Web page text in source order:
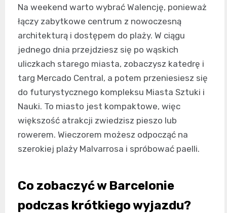
Na weekend warto wybrać Walencję, ponieważ
łączy zabytkowe centrum z nowoczesną
architekturą i dostępem do plaży. W ciągu
jednego dnia przejdziesz się po wąskich
uliczkach starego miasta, zobaczysz katedrę i
targ Mercado Central, a potem przeniesiesz się
do futurystycznego kompleksu Miasta Sztuki i
Nauki. To miasto jest kompaktowe, więc
większość atrakcji zwiedzisz pieszo lub
rowerem. Wieczorem możesz odpocząć na
szerokiej plaży Malvarrosa i spróbować paelli.
Co zobaczyć w Barcelonie
podczas krótkiego wyjazdu?